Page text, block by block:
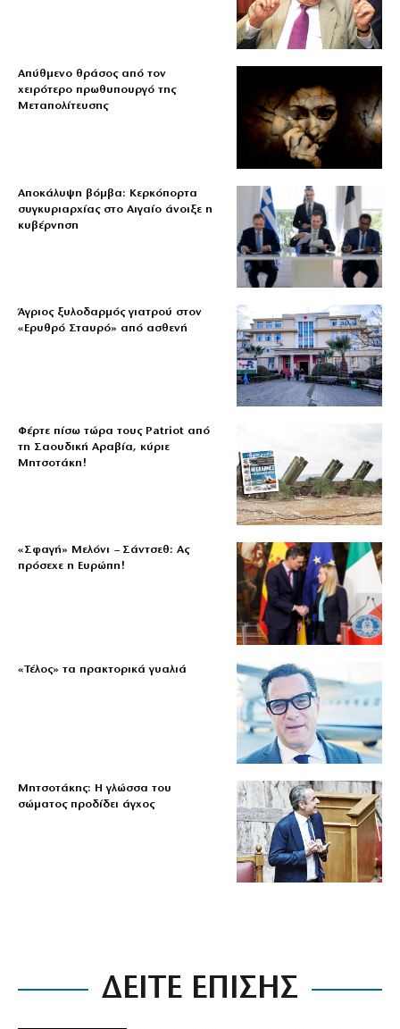
Απύθμενο θράσος από τον
χειρότερο πρωθυπουργό της
Μεταπολίτευσης
Αποκάλυψη βόμβα: Κερκόπορτα
συγκυριαρχίας στο Αιγαίο άνοιξε η
κυβέρνηση
Άγριος ξυλοδαρμός γιατρού στον
«Ερυθρό Σταυρό» από ασθενή
Φέρτε πίσω τώρα τους Patriot από
τη Σαουδική Αραβία, κύριε
Μητσοτάκη!
«Σφαγή» Μελόνι – Σάντσεθ: Ας
πρόσεχε η Ευρώπη!
«Τέλος» τα πρακτορικά γυαλιά
Μητσοτάκης: Η γλώσσα του
σώματος προδίδει άγχος
ΔΕΙΤΕ ΕΠΙΣΗΣ